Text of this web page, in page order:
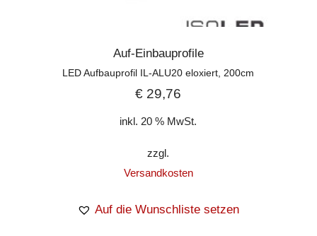
Auf-Einbauprofile
LED Aufbauprofil IL-ALU20 eloxiert, 200cm
€ 29,76
inkl. 20 % MwSt.
zzgl.
Versandkosten
Auf die Wunschliste setzen